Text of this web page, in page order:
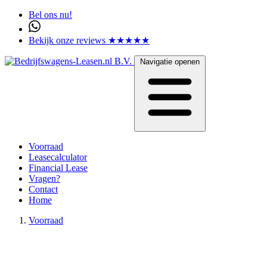
Bel ons nu!
Bekijk onze reviews ★★★★★
Navigatie openen
Voorraad
Leasecalculator
Financial Lease
Vragen?
Contact
Home
Voorraad